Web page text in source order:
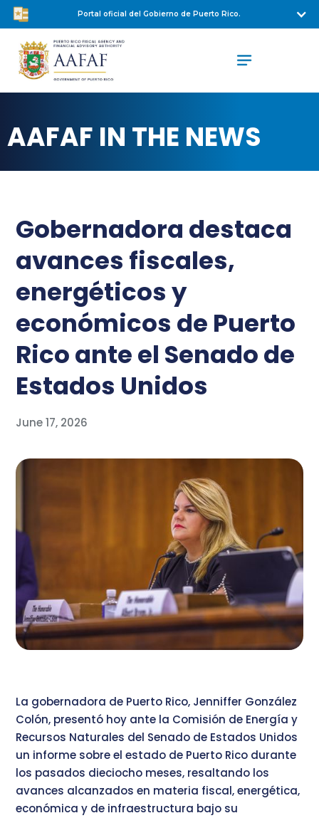
Portal oficial del Gobierno de Puerto Rico.
AAFAF IN THE NEWS
Gobernadora destaca
avances fiscales,
energéticos y
económicos de Puerto
Rico ante el Senado de
Estados Unidos
June 17, 2026
La gobernadora de Puerto Rico, Jenniffer González
Colón, presentó hoy ante la Comisión de Energía y
Recursos Naturales del Senado de Estados Unidos
un informe sobre el estado de Puerto Rico durante
los pasados dieciocho meses, resaltando los
avances alcanzados en materia fiscal, energética,
económica y de infraestructura bajo su